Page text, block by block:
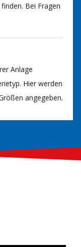
Bei Fragen
Anlage
Hier werden
angegeben.